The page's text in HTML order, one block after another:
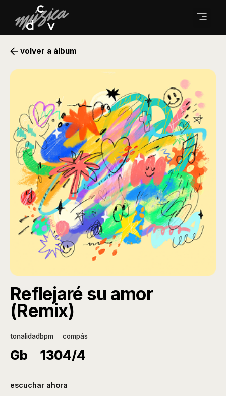
volver a álbum
Reflejaré su amor
(Remix)
tonalidad
Gb
bpm
130
compás
4/4
escuchar ahora